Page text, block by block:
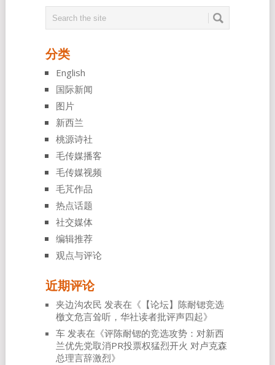
分类
English
国际新闻
图片
新西兰
桃源诗社
毛传媒播客
毛传媒视频
毛芃作品
热点话题
社交媒体
编辑推荐
观点与评论
近期评论
夹边沟农民 发表在《 【论坛】陈耐锶竞选
檄文危言耸听，华社读者批评声四起》
车发表在《评陈耐锶的竞选攻势：对新西
兰优先党取消PR投票权猛烈开火 对卢克森
总理言辞激烈》